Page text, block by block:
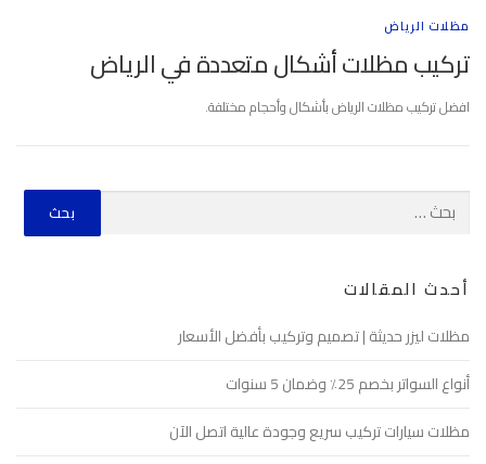
مظلات الرياض
تركيب مظلات أشكال متعددة في الرياض
افضل تركيب مظلات الرياض بأشكال وأحجام مختلفة.
أحدث المقالات
مظلات ليزر حديثة | تصميم وتركيب بأفضل الأسعار
أنواع السواتر بخصم 25٪ وضمان 5 سنوات
مظلات سيارات تركيب سريع وجودة عالية اتصل الآن